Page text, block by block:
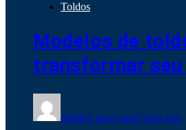
Toldos
Modelos de
transformar seu
admin2 anos ago2 anos ago